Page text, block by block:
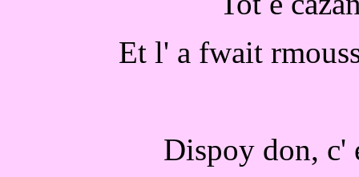
Et l' a fwait
Dispoy don, c'